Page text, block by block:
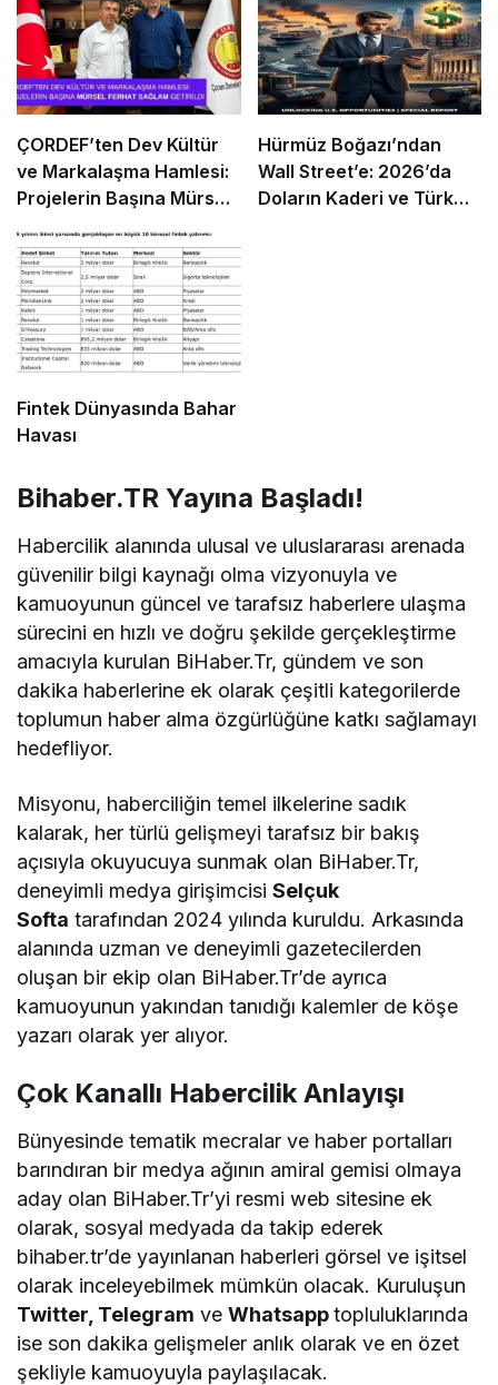
ÇORDEF’ten Dev Kültür
ve Markalaşma Hamlesi:
Projelerin Başına Mürsel
Hürmüz Boğazı’ndan
Wall Street’e: 2026’da
Doların Kaderi ve Türk
Fintek Dünyasında Bahar
Havası
Bihaber.TR Yayına Başladı!
Habercilik alanında ulusal ve uluslararası arenada
güvenilir bilgi kaynağı olma vizyonuyla ve
kamuoyunun güncel ve tarafsız haberlere ulaşma
sürecini en hızlı ve doğru şekilde gerçekleştirme
amacıyla kurulan BiHaber.Tr, gündem ve son
dakika haberlerine ek olarak çeşitli kategorilerde
toplumun haber alma özgürlüğüne katkı sağlamayı
hedefliyor.
Misyonu, haberciliğin temel ilkelerine sadık
kalarak, her türlü gelişmeyi tarafsız bir bakış
açısıyla okuyucuya sunmak olan BiHaber.Tr,
deneyimli medya girişimcisiSelçuk
Softa tarafından 2024 yılında kuruldu. Arkasında
alanında uzman ve deneyimli gazetecilerden
oluşan bir ekip olan BiHaber.Tr’de ayrıca
kamuoyunun yakından tanıdığı kalemler de köşe
yazarı olarak yer alıyor.
Çok Kanallı Habercilik Anlayışı
Bünyesinde tematik mecralar ve haber portalları
barındıran bir medya ağının amiral gemisi olmaya
aday olan BiHaber.Tr’yi resmi web sitesine ek
olarak, sosyal medyada da takip ederek
bihaber.tr’de yayınlanan haberleri görsel ve işitsel
olarak inceleyebilmek mümkün olacak. Kuruluşun
Twitter, Telegram veWhatsapptopluluklarında
ise son dakika gelişmeler anlık olarak ve en özet
şekliyle kamuoyuyla paylaşılacak.